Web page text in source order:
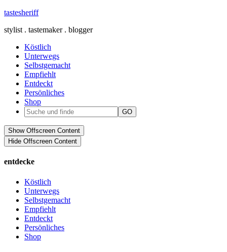
tastesheriff
stylist . tastemaker . blogger
Köstlich
Unterwegs
Selbstgemacht
Empfiehlt
Entdeckt
Persönliches
Shop
Show Offscreen Content
Hide Offscreen Content
entdecke
Köstlich
Unterwegs
Selbstgemacht
Empfiehlt
Entdeckt
Persönliches
Shop